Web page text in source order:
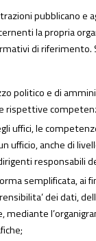
pubblicano e
la propria
di riferimento.
politico e di
rispettive
uffici, le
ufficio, anche di
responsabili
semplificata, ai
dei dati,
mediante